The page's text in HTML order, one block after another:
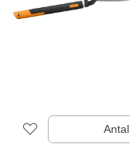
Antal